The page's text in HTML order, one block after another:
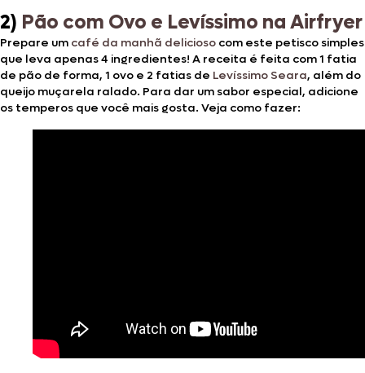
2) Pão com Ovo e Levíssimo na Airfryer
Prepare um café da manhã delicioso com este petisco simples
que leva apenas 4 ingredientes! A receita é feita com 1 fatia
de pão de forma, 1 ovo e 2 fatias de Levíssimo Seara, além do
queijo muçarela ralado. Para dar um sabor especial, adicione
os temperos que você mais gosta. Veja como fazer: